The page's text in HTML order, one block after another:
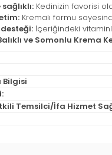
Kedinizin favorisi
Kremalı formu
desteği: İçeriğindeki
ve Somonlu Krema
Bilgisi
Temsilci/İfa Hizmet